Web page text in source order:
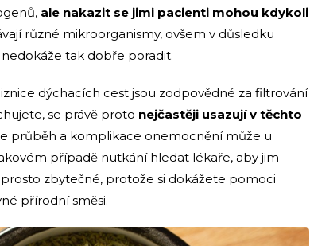
ale nakazit se jimi pacienti mohou kdykoli
různé mikroorganismy, ovšem v důsledku
tak dobře poradit.
dýchacích cest jsou zodpovědné za filtrování
se právě proto nejčastěji usazují v těchto
průběh a komplikace onemocnění může u
případě nutkání hledat lékaře, aby jim
zbytečné, protože si dokážete pomoci
přírodní směsi.